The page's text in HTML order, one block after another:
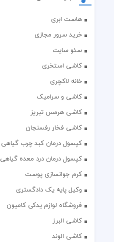
هاست ابری
خرید سرور مجازی
سئو سایت
کاشی استخری
خانه لاکچری
کاشی و سرامیک
کاشی هرمس تبریز
کاشی فخار رفسنجان
کپسول درمان کبد چرب گیاهی
کپسول درمان درد معده گیاهی
کرم جوانسازی پوست
وکیل پایه یک دادگستری
فروشگاه لوازم یدکی کامیون
کاشی البرز
کاشی الوند